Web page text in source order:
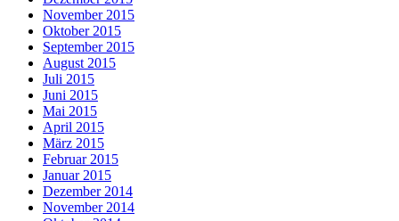
November 2015
Oktober 2015
September 2015
August 2015
Juli 2015
Juni 2015
Mai 2015
April 2015
März 2015
Februar 2015
Januar 2015
Dezember 2014
November 2014